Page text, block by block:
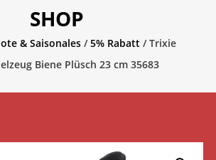
SHOP
& Saisonales /5% Rabatt / Trixie
Biene Plüsch 23 cm 35683